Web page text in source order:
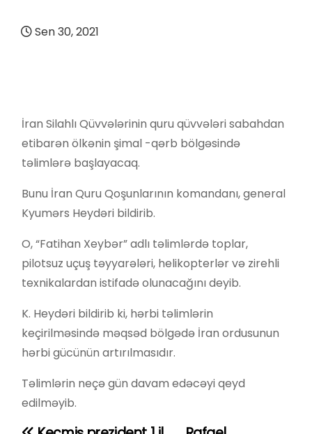
Sen 30, 2021
İran Silahlı Qüvvələrinin quru qüvvələri sabahdan
etibarən ölkənin şimal -qərb bölgəsində
təlimlərə başlayacaq.
Bunu İran Quru Qoşunlarının komandanı, general
Kyumərs Heydəri bildirib.
O, “Fatihan Xeybər” adlı təlimlərdə toplar,
pilotsuz uçuş təyyarələri, helikopterlər və zirehli
texnikalardan istifadə olunacağını deyib.
K. Heydəri bildirib ki, hərbi təlimlərin
keçirilməsində məqsəd bölgədə İran ordusunun
hərbi gücünün artırılmasıdır.
Təlimlərin neçə gün davam edəcəyi qeyd
edilməyib.